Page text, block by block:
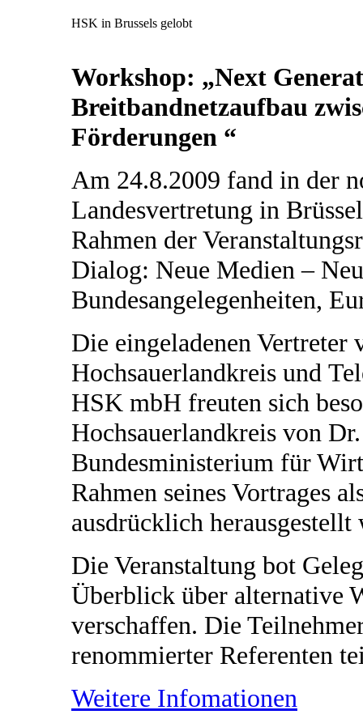
HSK in Brussels gelobt
Workshop: „Next
Breitbandnetzaufbau
Förderungen “
Am 24.8.2009 fand in der
Landesvertretung in
Rahmen der
Dialog: Neue Medien –
Bundesangelegenheiten,
Die eingeladenen
Hochsauerlandkreis und
HSK mbH freuten sich
Hochsauerlandkreis von
Bundesministerium für
Rahmen seines Vortrages
ausdrücklich herausgestellt
Die Veranstaltung bot
Überblick über alternative
verschaffen. Die
renommierter Referenten
Weitere Infomationen